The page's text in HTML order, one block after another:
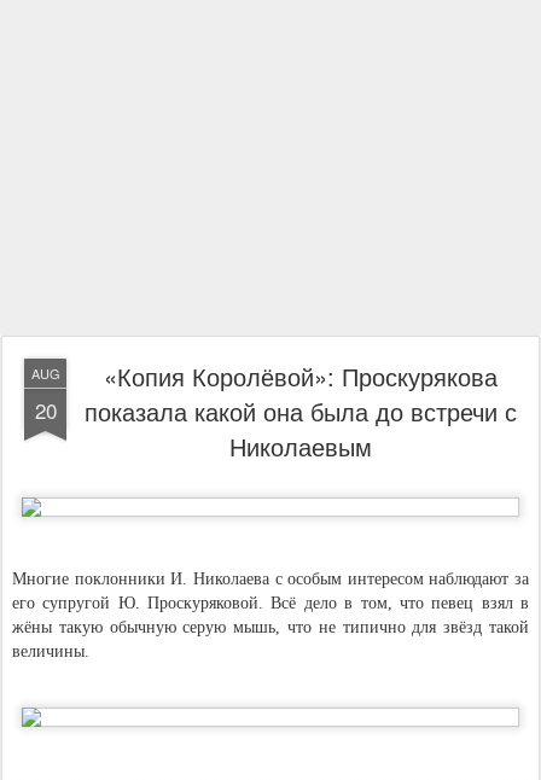
AUG
20
«Копия Королёвой»: Проскурякова
показала какой она была до встречи с
Николаевым
Многие поклонники И. Николаева с особым интересом наблюдают за
его супругой Ю. Проскуряковой. Всё дело в том, что певец взял в
жёны такую обычную серую мышь, что не типично для звёзд такой
величины.